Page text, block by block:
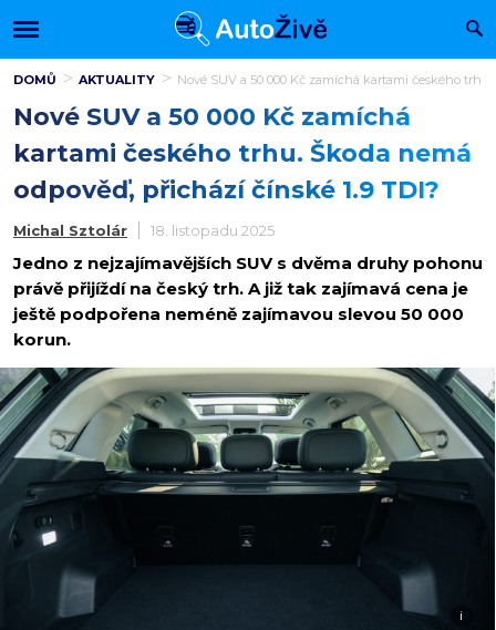
DOMŮ AKTUALITY Nové SUV a 50 000 Kč zamíchá kartami českého
Nové SUV a 50 000 Kč zamíchá
kartami českého trhu. Škoda nemá
odpověď, přichází čínské 1.9 TDI?
Michal Sztolár 18. listopadu 2025
Jedno z nejzajímavějších SUV s dvěma druhy pohonu
právě přijíždí na český trh. A již tak zajímavá cena je
ještě podpořena neméně zajímavou slevou 50 000
korun.
i